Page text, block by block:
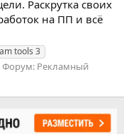
Раскрутка своих
на ПП и всё
tools 3
Форум: Рекламный